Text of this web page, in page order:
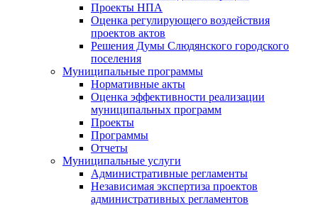
Проекты НПА
Оценка регулирующего воздействия
проектов актов
Решения Думы Слюдянского городского
поселения
Муниципальные программы
Нормативные акты
Оценка эффективности реализации
муниципальных программ
Проекты
Программы
Отчеты
Муниципальные услуги
Административные регламенты
Независимая экспертиза проектов
административных регламентов